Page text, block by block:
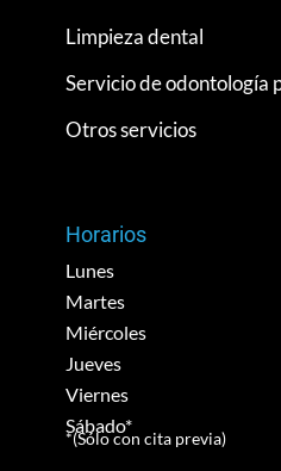
Limpieza dental
Servicio de odontología
Otros servicios
Horarios
Lunes
Martes
Miércoles
Jueves
Viernes
Sábado*
*(Sólo con cita previa)